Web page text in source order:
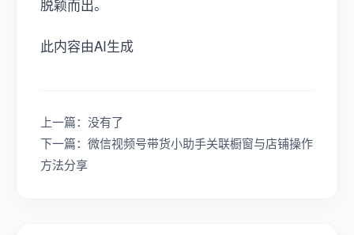
脱颖而出。
此内容由AI生成
上一篇：没有了
下一篇：微信视频号带货小助手关联橱窗与店铺操作
方法分享